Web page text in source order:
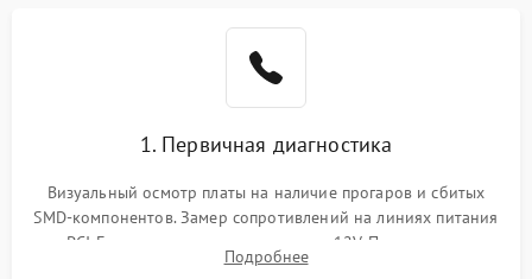
1. Первичная диагностика
Визуальный осмотр платы на наличие прогаров и сбитых
SMD-компонентов. Замер сопротивлений на линиях питания
PCI-E и дополнительных разъемах 12V. Проверка на
короткое замыкание основных дросселей питания GPU и
Подробнее